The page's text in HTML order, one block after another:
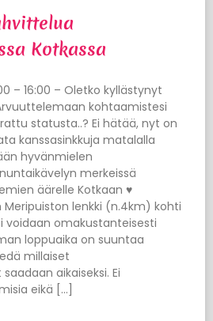
Kotkassa
– 16:00 – Oletko kyllästynyt
kohtaamistesi
statusta..? Ei hätää, nyt on
kanssasinkkuja matalalla
hyvänmielen
merkeissä
äärelle Kotkaan ♥
Meripuiston lenkki (n.4km) kohti
voidaan omakustanteisesti
loppuaika on suuntaa
millaiset
aikaiseksi. Ei
eikä […]